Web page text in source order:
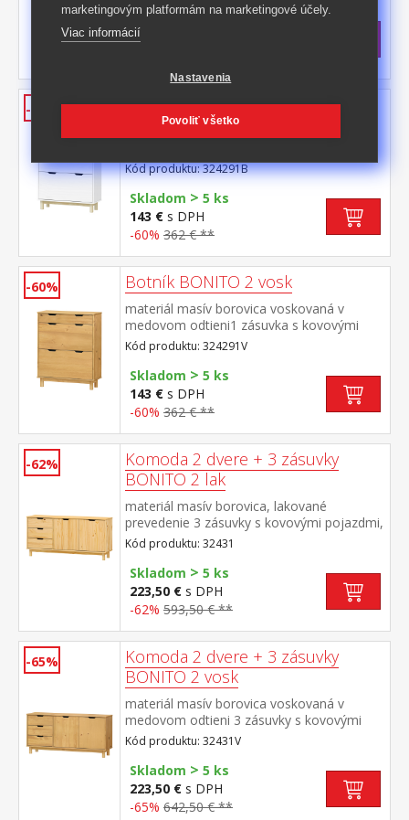
Skladom >
143 €
-60% Botník BONITO 2 biely lak
pojazdmi, 2 dvojradové výklopy
Kód produktu: 324291B
Skladom > 5 ks
143 € s DPH
-60% 362 € **
-60% Botník BONITO 2 vosk
materiál masív borovica voskovaná v
medovom odtieni1 zásuvka s kovovými
pojazdmi, 2 dvojradové výklopy
Kód produktu: 324291V
Skladom > 5 ks
143 € s DPH
-60% 362 € **
-62%
Komoda 2 dvere + 3 zásuvky
BONITO 2 lak
materiál masív borovica, lakované
prevedenie 3 zásuvky s kovovými pojazdmi,
2 dvierka, 1 polica
Kód produktu: 32431
Skladom > 5 ks
223,50 € s DPH
-62% 593,50 € **
-65%
Komoda 2 dvere + 3 zásuvky
BONITO 2 vosk
materiál masív borovica voskovaná v
medovom odtieni 3 zásuvky s kovovými
pojazdmi, 2 dvierka, 1 polica
Kód produktu: 32431V
Skladom > 5 ks
223,50 € s DPH
-65% 642,50 € **
marketingovým platformám na marketingové účely.
Viac informácií
Nastavenia
Povoliť všetko